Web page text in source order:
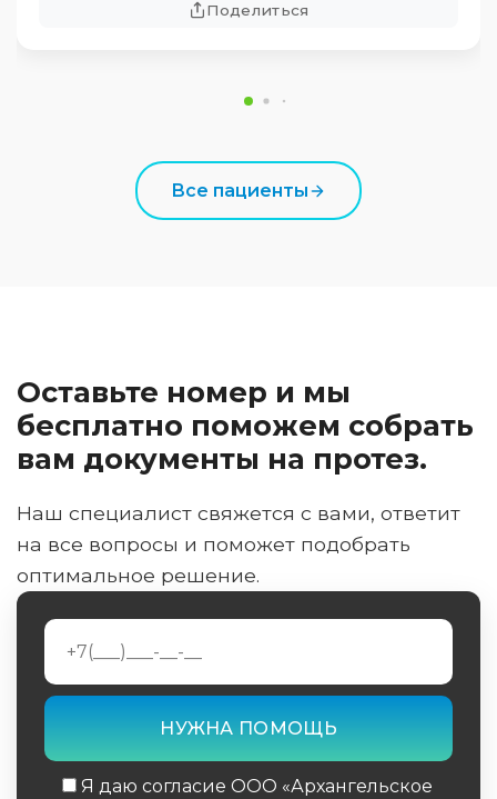
Поделиться
Все пациенты
Оставьте номер и мы
бесплатно поможем собрать
вам документы на протез.
Наш специалист свяжется с вами, ответит
на все вопросы и поможет подобрать
оптимальное решение.
Я даю согласие ООО «Архангельское